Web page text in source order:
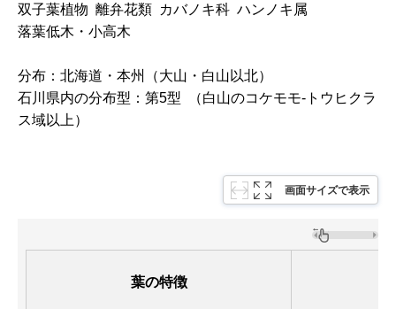
双子葉植物 離弁花類 カバノキ科 ハンノキ属
落葉低木・小高木
分布：北海道・本州（大山・白山以北）
石川県内の分布型：第5型 （白山のコケモモ-トウヒクラ
ス域以上）
画面サイズで表示
葉の特徴